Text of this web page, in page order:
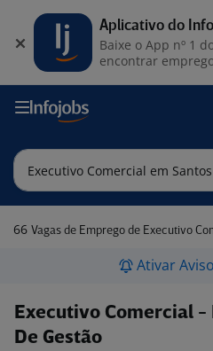
66 Vagas de Emprego de Executivo
Ativar
Executivo Comercial -
De Gestão
Aplicativo do
Baixe o App nº 1
encontrar